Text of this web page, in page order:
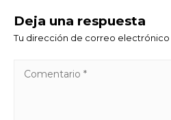
Deja una respuesta
Tu dirección de correo electrónico